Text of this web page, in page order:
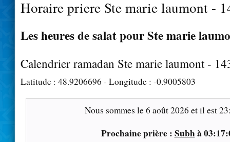
Horaire priere Ste marie laumont -
Les heures de salat pour Ste marie
Calendrier ramadan Ste marie laumont -
Latitude : 48.9206696 - Longitude : -0.9005803
Nous sommes le6 août 2026 et il est
Prochaine prière : Subhà